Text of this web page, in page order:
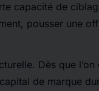
capacité de
pousser une
Dès que
de marque